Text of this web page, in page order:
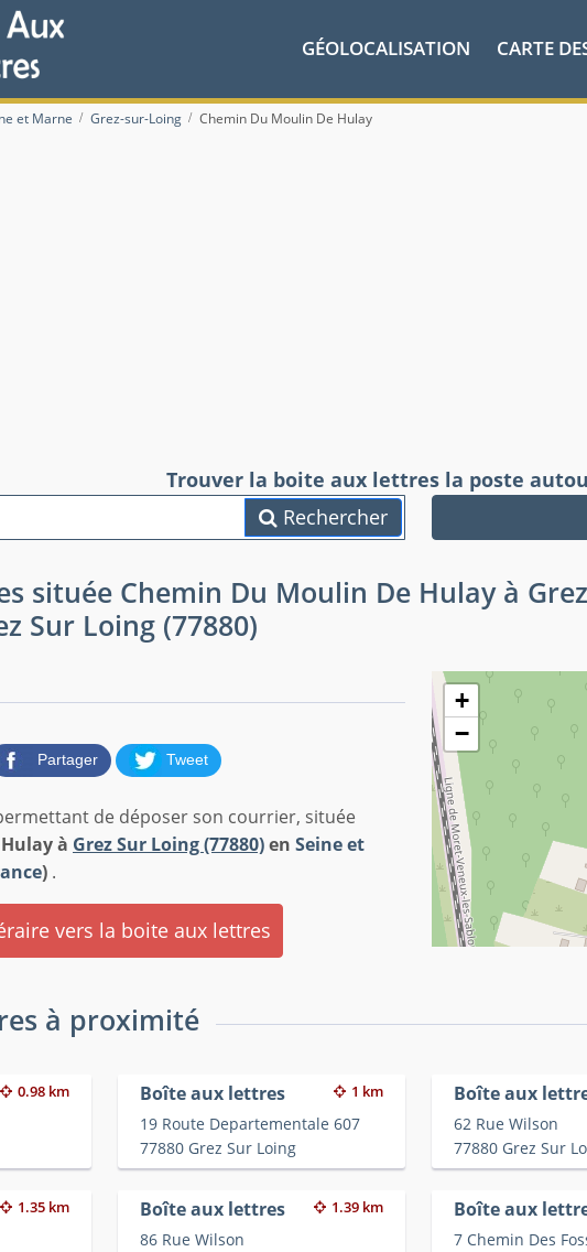
GÉOLOCALISATION CARTE
et Marne Grez-sur-Loing Chemin Du Moulin De Hulay
Trouver la boite aux lettres la poste
Rechercher
située Chemin Du Moulin De Hulay à Grez
Sur Loing (77880)
Partager Tweet
de déposer son courrier, située
à Grez Sur Loing (77880)en Seine et
) .
vers la boite aux lettres
+
−
à proximité
0.98 km Boîte aux lettres 1 km
19 Route Departementale 607
77880 Grez Sur Loing
Boîte aux
62 Rue Wilson
77880 Grez Sur
1.35 km Boîte aux lettres 1.39 km
86 Rue Wilson
Boîte aux
7 Chemin Des